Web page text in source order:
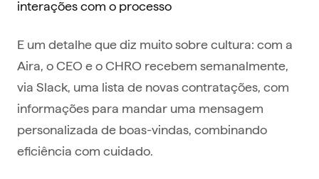
interações com o processo
E um detalhe que diz muito sobre cultura: com a
Aira, o CEO e o CHRO recebem semanalmente,
via Slack, uma lista de novas contratações, com
informações para mandar uma mensagem
personalizada de boas-vindas, combinando
eficiência com cuidado.